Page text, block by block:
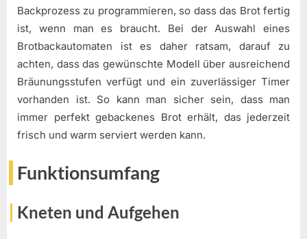
Backprozess zu programmieren, so dass das Brot fertig
ist, wenn man es braucht. Bei der Auswahl eines
Brotbackautomaten ist es daher ratsam, darauf zu
achten, dass das gewünschte Modell über ausreichend
Bräunungsstufen verfügt und ein zuverlässiger Timer
vorhanden ist. So kann man sicher sein, dass man
immer perfekt gebackenes Brot erhält, das jederzeit
frisch und warm serviert werden kann.
Funktionsumfang
Kneten und Aufgehen